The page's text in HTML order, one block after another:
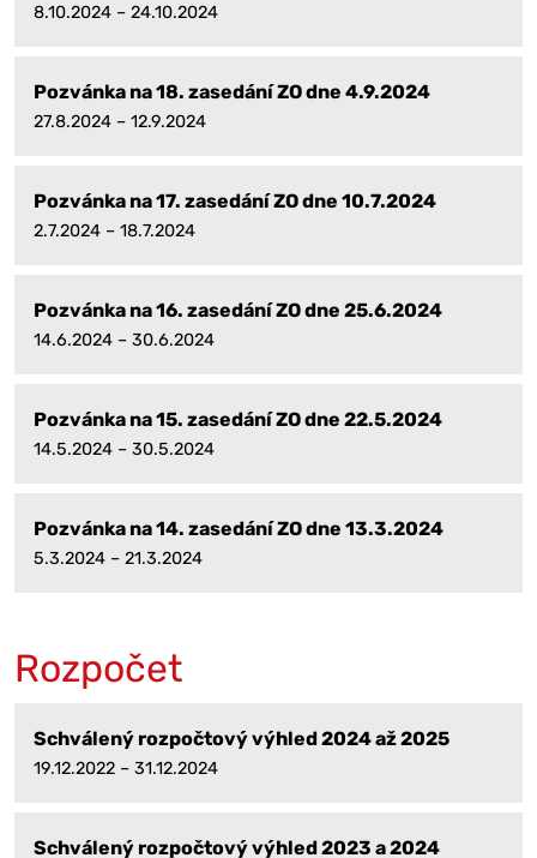
8.10.2024 – 24.10.2024
Pozvánka na 18. zasedání ZO dne 4.9.2024
27.8.2024 – 12.9.2024
Pozvánka na 17. zasedání ZO dne 10.7.2024
2.7.2024 – 18.7.2024
Pozvánka na 16. zasedání ZO dne 25.6.2024
14.6.2024 – 30.6.2024
Pozvánka na 15. zasedání ZO dne 22.5.2024
14.5.2024 – 30.5.2024
Pozvánka na 14. zasedání ZO dne 13.3.2024
5.3.2024 – 21.3.2024
Rozpočet
Schválený rozpočtový výhled 2024 až 2025
19.12.2022 – 31.12.2024
Schválený rozpočtový výhled 2023 a 2024